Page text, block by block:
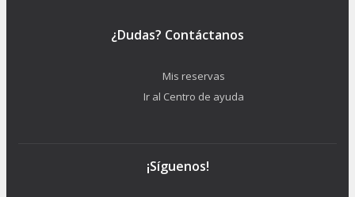
¿Dudas? Contáctanos
Mis reservas
Ir al Centro de ayuda
¡Síguenos!